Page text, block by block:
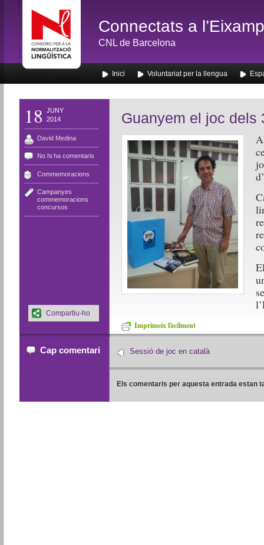
Connectats a
CNL de Barcelona
Inici Voluntariat per la llengua
18
JUNY
2014
David Medina
No hi ha comentaris
Commemoracions
Campanyes
commemoracions
concursos
Guanyem el joc dels
Imprimeix fàcilment
Compartiu-ho
Cap comentari Sessió de joc en català
Els comentaris per aquesta entrada estan